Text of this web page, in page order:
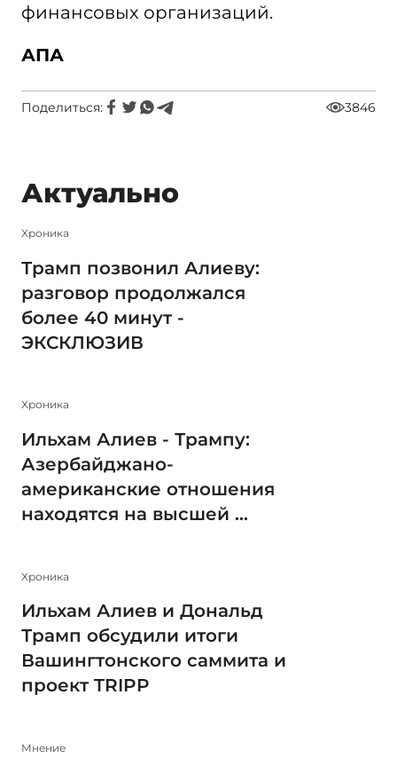
финансовых организаций.
АПА
Поделиться: 3846
Актуально
Xроника
Трамп позвонил Алиеву:
разговор продолжался
более 40 минут -
ЭКСКЛЮЗИВ
Xроника
Ильхам Алиев - Трампу:
Азербайджано-
американские отношения
находятся на высшей ...
Xроника
Ильхам Алиев и Дональд
Трамп обсудили итоги
Вашингтонского саммита и
проект TRIPP
Мнение